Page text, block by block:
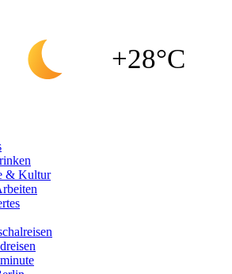
+28°C
& Kultur